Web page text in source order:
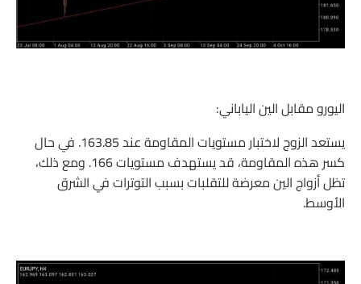
اليورو مقابل الين الياباني:
يستعد الزوج لاختبار مستويات المقاومة عند 163.85. في حال
كسر هذه المقاومة، قد يستهدف مستويات 166. ومع ذلك،
تظل أزواج الين معرضة للتقلبات بسبب التوترات في الشرق
الأوسط.